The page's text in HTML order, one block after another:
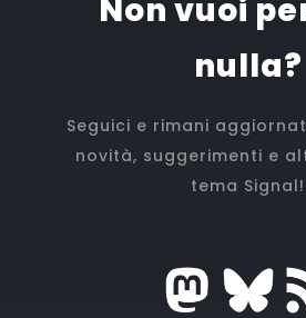
Non vuoi
nulla?
Seguici e rimani
novità, suggerimenti e
tema Signal!